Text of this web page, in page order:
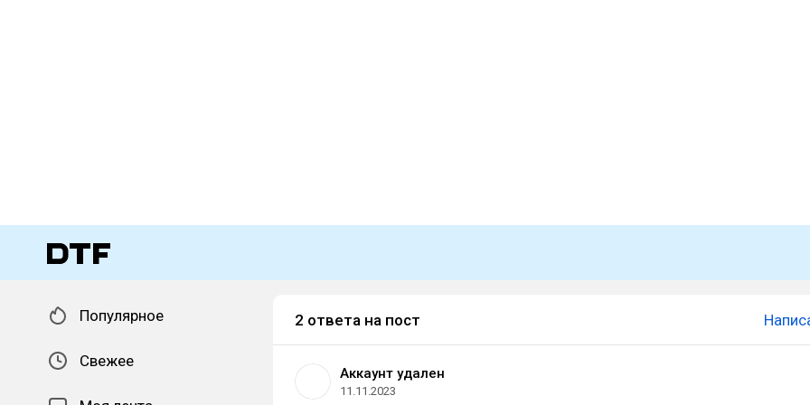
Популярное
Свежее
2 ответа на пост
Аккаунт удален
11.11.2023